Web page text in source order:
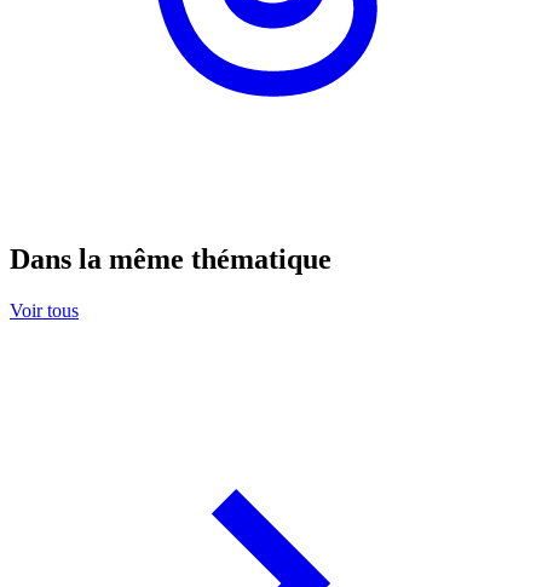
Dans la même thématique
Voir tous